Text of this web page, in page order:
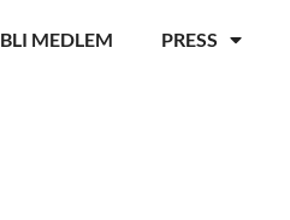
BLI MEDLEM PRESS